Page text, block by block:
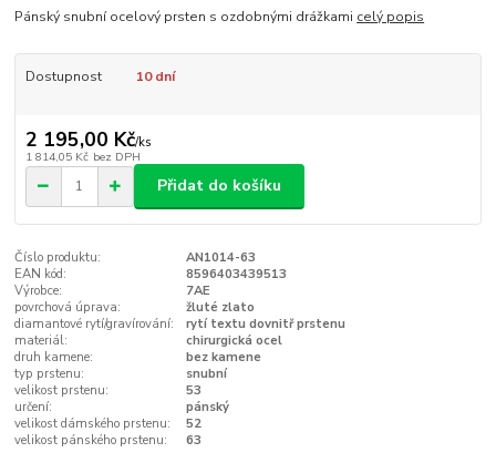
Pánský snubní ocelový prsten s ozdobnými drážkami celý popis
Dostupnost 10 dní
2 195,00 Kč/ks
1 814,05 Kč bez DPH
Přidat do košíku
Číslo produktu:
AN1014-63
EAN kód:
8596403439513
Výrobce:
7AE
povrchová úprava:
žluté zlato
diamantové rytí/gravírování:
rytí textu dovnitř prstenu
materiál:
chirurgická ocel
druh kamene:
bez kamene
typ prstenu:
snubní
velikost prstenu:
53
určení:
pánský
velikost dámského prstenu:
52
velikost pánského prstenu:
63